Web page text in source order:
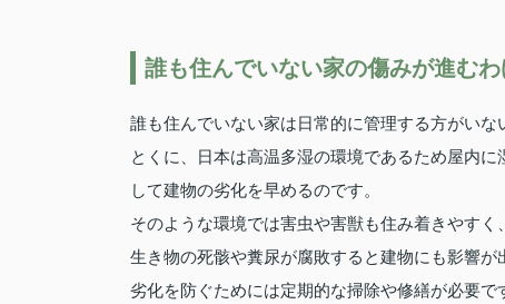
誰も住んでいない家の傷みが進むわ
誰も住んでいない家は日常的に管理する方がいな
とくに、日本は高温多湿の環境であるため屋内
して建物の劣化を早めるのです。
そのような環境では害虫や害獣も住み着きやす
生き物の死骸や糞尿が腐敗すると建物にも影響が
劣化を防ぐためには定期的な掃除や修繕が必要